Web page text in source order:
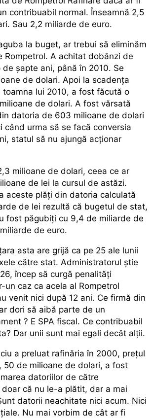
contribuabil normal. Înseamnă 2,5
Sau 2,2 miliarde de euro.
la buget, ar trebui să eliminăm
Rompetrol. A achitat dobânzi de
de şapte ani, până în 2010. Se
de dolari. Apoi la scadenţa
toamna lui 2010, a fost făcută o
de dolari. A fost vărsată
datoria de 603 milioane de dolari
când urma să se facă conversia
statul să nu ajungă acţionar
milioane de dolari, ceea ce ar
de lei la cursul de astăzi.
aceste plăţi din datoria calculată
de lei rezultă că bugetul de stat,
fost păgubiţi cu 9,4 de miliarde de
de euro.
asta are grijă ca pe 25 ale lunii
către stat. Administratorul ştie
încep să curgă penalităţi
un caz ca acela al Rompetrol
venit nici după 12 ani. Ce firmă din
dori să aibă parte de un
? E SPA fiscal. Ce contribuabil
Dar unii sunt mai egali decât alţii.
a preluat rafinăria în 2000, preţul
50 de milioane de dolari, a fost
datoriilor de către
că nu le-a plătit, dar a mai
datorii neachitate nici acum. Nici
Nu mai vorbim de cât ar fi